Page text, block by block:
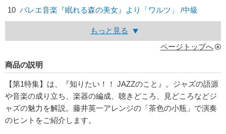
10 バレエ音楽『眠れる森の美女』より「ワルツ」 /中級
もっと見る
ページトップへ
商品の説明
【第1特集】は、『知りたい！！ JAZZのこと』。ジャズの語源
や音楽の成り立ち、楽器の編成、聴きどころ、見どころなどジ
ャズの魅力を解説。藤井英一アレンジの「茶色の小瓶」で演奏
のヒントをご紹介します。